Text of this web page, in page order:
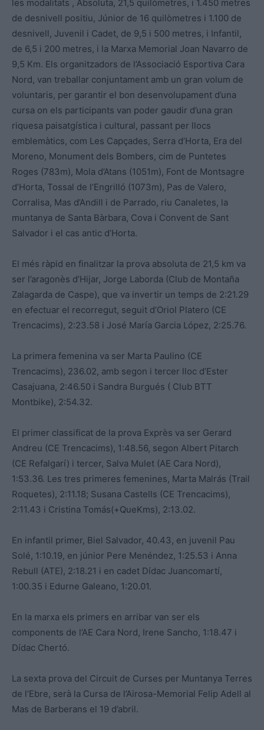
les modalitats , Absoluta, 21,5 quilòmetres, i 1.450 metres
de desnivell positiu, Júnior de 16 quilòmetres i 1.100 de
desnivell, Juvenil i Cadet, de 9,5 i 500 metres, i Infantil,
de 6,5 i 200 metres, i la Marxa Memorial Joan Navarro de
9,5 Km. Els organitzadors de l’Associació Esportiva Cara
Nord, van treballar conjuntament amb un gran volum de
voluntaris, per garantir el bon desenvolupament d’una
cursa on els participants van poder gaudir d’una gran
riquesa paisatgística i cultural, passant per llocs
emblemàtics, com Les Capçades, Serra d’Horta, Era del
Moreno, Monument dels Bombers, cim de Puntetes
Roges (783m), Mola d’Atans (1051m), Font de Montsagre
d’Horta, Tossal de l’Engrilló (1073m), Pas de Valero,
Corralisa, Mas d’Andill i de Parrado, riu Canaletes, la
muntanya de Santa Bàrbara, Cova i Convent de Sant
Salvador i el cas antic d’Horta.
El més ràpid en finalitzar la prova absoluta de 21,5 km va
ser l’aragonès d’Hijar, Jorge Laborda (Club de Montaña
Zalagarda de Caspe), que va invertir un temps de 2:21.29
en efectuar el recorregut, seguit d’Oriol Platero (CE
Trencacims), 2:23.58 i José María Garcia López, 2:25.76.
La primera femenina va ser Marta Paulino (CE
Trencacims), 236.02, amb segon i tercer lloc d’Ester
Casajuana, 2:46.50 i Sandra Burgués ( Club BTT
Montbike), 2:54.32.
El primer classificat de la prova Exprès va ser Gerard
Andreu (CE Trencacims), 1:48.56, segon Albert Pitarch
(CE Refalgarí) i tercer, Salva Mulet (AE Cara Nord),
1:53.36. Les tres primeres femenines, Marta Malrás (Trail
Roquetes), 2:11.18; Susana Castells (CE Trencacims),
2:11.43 i Cristina Tomás(+QueKms), 2:13.02.
En infantil primer, Biel Salvador, 40.43, en juvenil Pau
Solé, 1:10.19, en júnior Pere Menéndez, 1:25.53 i Anna
Rebull (ATE), 2:18.21 i en cadet Dídac Juancomartí,
1:00.35 i Edurne Galeano, 1:20.01.
En la marxa els primers en arribar van ser els
components de l’AE Cara Nord, Irene Sancho, 1:18.47 i
Dídac Chertó.
La sexta prova del Circuit de Curses per Muntanya Terres
de l’Ebre, serà la Cursa de l’Airosa-Memorial Felip Adell al
Mas de Barberans el 19 d’abril.